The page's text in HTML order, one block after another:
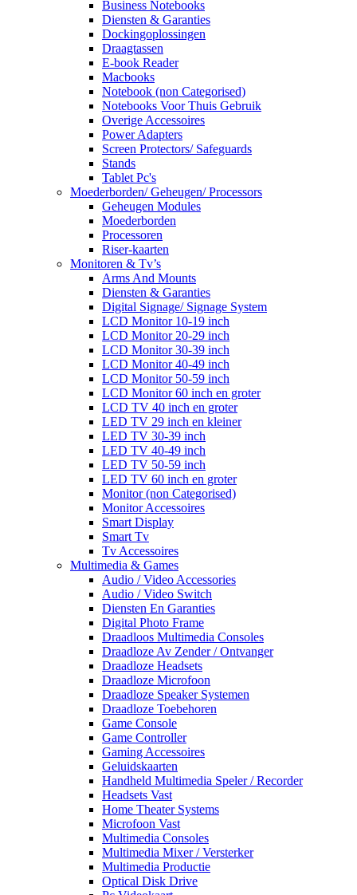
Business Notebooks
Diensten & Garanties
Dockingoplossingen
Draagtassen
E-book Reader
Macbooks
Notebook (non Categorised)
Notebooks Voor Thuis Gebruik
Overige Accessoires
Power Adapters
Screen Protectors/ Safeguards
Stands
Tablet Pc's
Moederborden/ Geheugen/ Processors
Geheugen Modules
Moederborden
Processoren
Riser-kaarten
Monitoren & Tv’s
Arms And Mounts
Diensten & Garanties
Digital Signage/ Signage System
LCD Monitor 10-19 inch
LCD Monitor 20-29 inch
LCD Monitor 30-39 inch
LCD Monitor 40-49 inch
LCD Monitor 50-59 inch
LCD Monitor 60 inch en groter
LCD TV 40 inch en groter
LED TV 29 inch en kleiner
LED TV 30-39 inch
LED TV 40-49 inch
LED TV 50-59 inch
LED TV 60 inch en groter
Monitor (non Categorised)
Monitor Accessoires
Smart Display
Smart Tv
Tv Accessoires
Multimedia & Games
Audio / Video Accessories
Audio / Video Switch
Diensten En Garanties
Digital Photo Frame
Draadloos Multimedia Consoles
Draadloze Av Zender / Ontvanger
Draadloze Headsets
Draadloze Microfoon
Draadloze Speaker Systemen
Draadloze Toebehoren
Game Console
Game Controller
Gaming Accessoires
Geluidskaarten
Handheld Multimedia Speler / Recorder
Headsets Vast
Home Theater Systems
Microfoon Vast
Multimedia Consoles
Multimedia Mixer / Versterker
Multimedia Productie
Optical Disk Drive